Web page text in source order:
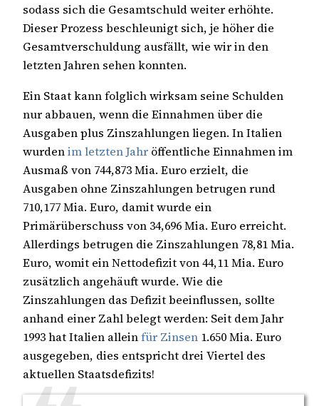
sodass sich die Gesamtschuld weiter erhöhte.
Dieser Prozess beschleunigt sich, je höher die
Gesamtverschuldung ausfällt, wie wir in den
letzten Jahren sehen konnten.
Ein Staat kann folglich wirksam seine Schulden
nur abbauen, wenn die Einnahmen über die
Ausgaben plus Zinszahlungen liegen. In Italien
wurdenim letzten Jahr öffentliche Einnahmen im
Ausmaß von 744,873 Mia. Euro erzielt, die
Ausgaben ohne Zinszahlungen betrugen rund
710,177 Mia. Euro, damit wurde ein
Primärüberschuss von 34,696 Mia. Euro erreicht.
Allerdings betrugen die Zinszahlungen 78,81 Mia.
Euro, womit ein Nettodefizit von 44,11 Mia. Euro
zusätzlich angehäuft wurde. Wie die
Zinszahlungen das Defizit beeinflussen, sollte
anhand einer Zahl belegt werden: Seit dem Jahr
1993 hat Italien alleinfür Zinsen 1.650 Mia. Euro
ausgegeben, dies entspricht drei Viertel des
aktuellen Staatsdefizits!